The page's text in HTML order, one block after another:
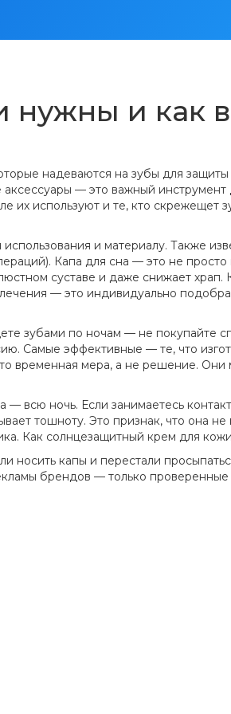
нужны и как
надеваются на зубы для
— это важный инструмент
их используют и те, кто скрежещет
и материалу. Также
Капа для сна — это не
суставе и даже снижает храп.
— это индивидуально
зубами по ночам — не покупайте
Самые эффективные — те, что
мера, а не решение. Они
всю ночь. Если занимаетесь
тошноту. Это признак, что она
Как солнцезащитный крем для
капы и перестали
брендов — только